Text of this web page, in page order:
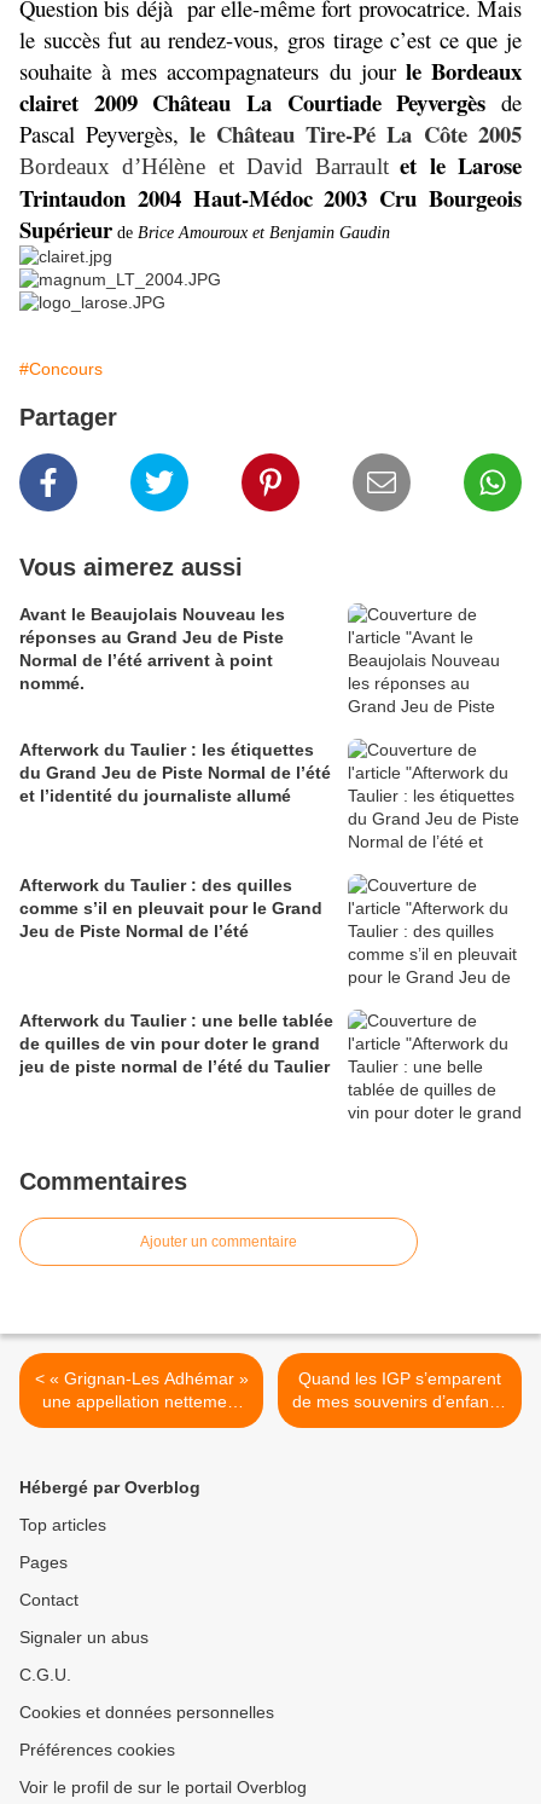
Question bis déjà par elle-même fort provocatrice. Mais
le succès fut au rendez-vous, gros tirage c’est ce que je
souhaite à mes accompagnateurs du jour le Bordeaux
clairet 2009 Château La Courtiade Peyvergès de
Pascal Peyvergès, le Château Tire-Pé La Côte 2005
Bordeaux d’Hélène et David Barrault et le Larose
Trintaudon 2004 Haut-Médoc 2003 Cru Bourgeois
Supérieur de Brice Amouroux et Benjamin Gaudin
#Concours
Partager
Vous aimerez aussi
Avant le Beaujolais Nouveau les
réponses au Grand Jeu de Piste
Normal de l’été arrivent à point
nommé.
Afterwork du Taulier : les étiquettes
du Grand Jeu de Piste Normal de l’été
et l’identité du journaliste allumé
Afterwork du Taulier : des quilles
comme s’il en pleuvait pour le Grand
Jeu de Piste Normal de l’été
Afterwork du Taulier : une belle tablée
de quilles de vin pour doter le grand
jeu de piste normal de l’été du Taulier
Commentaires
Ajouter un commentaire
< « Grignan-Les Adhémar »
une appellation nettement
plus vendeuse... faut le dire
Quand les IGP s’emparent
de mes souvenirs d’enfance
je m’interroge... et pourquoi
Hébergé par Overblog
Top articles
Pages
Contact
Signaler un abus
C.G.U.
Cookies et données personnelles
Préférences cookies
Voir le profil de sur le portail Overblog